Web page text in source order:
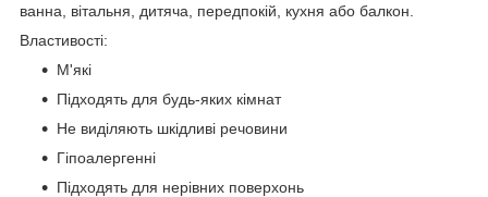
ванна, вітальня, дитяча, передпокій, кухня або балкон.
Властивості:
М'які
Підходять для будь-яких кімнат
Не виділяють шкідливі речовини
Гіпоалергенні
Підходять для нерівних поверхонь